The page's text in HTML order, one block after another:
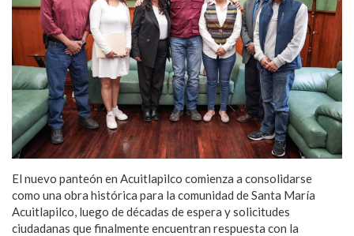
El nuevo panteón en Acuitlapilco comienza a consolidarse
como una obra histórica para la comunidad de Santa María
Acuitlapilco, luego de décadas de espera y solicitudes
ciudadanas que finalmente encuentran respuesta con la